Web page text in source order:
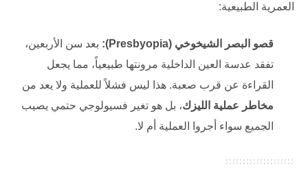
العمرية الطبيعية:
قصو البصر الشيخوخي (Presbyopia):
بعد سن الأربعين،
تفقد عدسة العين الداخلية مرونتها طبيعياً، مما يجعل
القراءة عن قرب صعبة. هذا ليس فشلاً للعملية ولا يعد من
مخاطر عملية الليزك، بل هو تغير فسيولوجي حتمي يصيب
الجميع سواء أجروا العملية أم لا.